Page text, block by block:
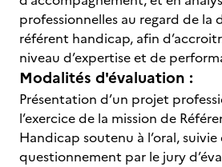
professionnelles au regard de la
référent handicap, afin
niveau d’expertise et de
Modalités d'évaluation :
Présentation d’un projet
l’exercice de la mission de
Handicap soutenu à l’oral, suivie
questionnement par le jury